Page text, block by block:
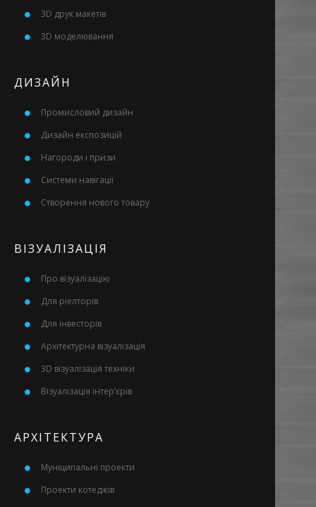
3D друк макетів
3D моделювання
ДИЗАЙН
Промисловий дизайн
Дизайн експозицій
Нагороди і призи
Системи навігації
Створення нового товару
ВІЗУАЛІЗАЦІЯ
Про візуалізацію
Для ріелторів
Для інвесторів
Архітектурна візуалізація
3D візуалізація техніки
Візуалізація інтер’єрів
АРХІТЕКТУРА
Муніципальні проекти
Проекти котеджів